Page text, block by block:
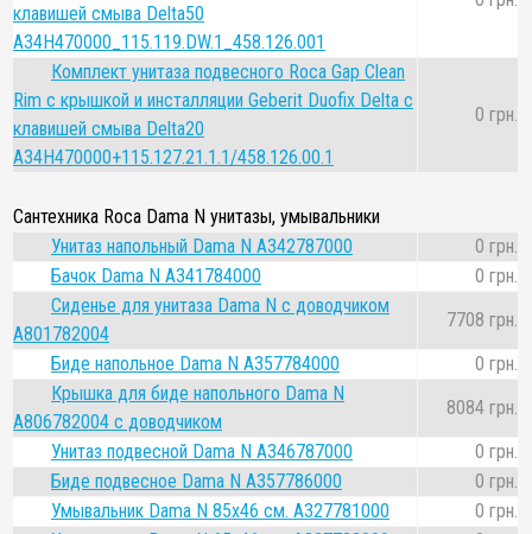
клавишей смыва Delta50
A34H470000_115.119.DW.1_458.126.001
Комплект унитаза подвесного Roca Gap Clean
Rim с крышкой и инсталляции Geberit Duofix Delta с
клавишей смыва Delta20
A34H470000+115.127.21.1.1/458.126.00.1
0 грн.
Сантехника Roca Dama N унитазы, умывальники
Унитаз напольный Dama N A342787000
0 грн.
Бачок Dama N A341784000
0 грн.
Сиденье для унитаза Dama N с доводчиком
A801782004
7708 грн.
Биде напольное Dama N A357784000
0 грн.
Крышка для биде напольного Dama N
A806782004 с доводчиком
8084 грн.
Унитаз подвесной Dama N A346787000
0 грн.
Биде подвесное Dama N A357786000
0 грн.
Умывальник Dama N 85х46 см. A327781000
0 грн.